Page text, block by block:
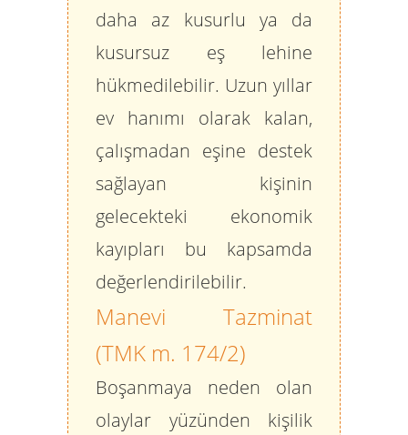
daha az kusurlu ya da
kusursuz eş lehine
hükmedilebilir. Uzun yıllar
ev hanımı olarak kalan,
çalışmadan eşine destek
sağlayan kişinin
gelecekteki ekonomik
kayıpları bu kapsamda
değerlendirilebilir.
Manevi Tazminat
(TMK m. 174/2)
Boşanmaya neden olan
olaylar yüzünden kişilik